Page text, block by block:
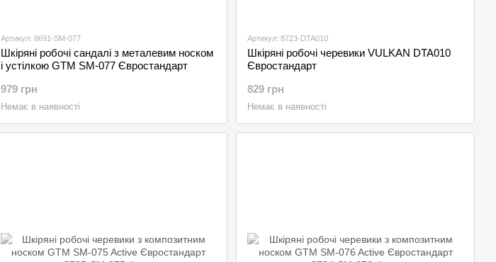
Артикул: 8691-SM-077
Шкіряні робочі сандалі з металевим носком
і устілкою GTM SM-077 Євростандарт
979 грн
Немає в наявності
Артикул: 8723-DTA010
Шкіряні робочі черевики VULKAN DTA010
Євростандарт
829 грн
Немає в наявності